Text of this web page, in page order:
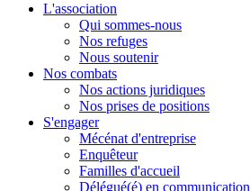
L'association
Qui sommes-nous
Nos refuges
Nous soutenir
Nos combats
Nos actions juridiques
Nos prises de positions
S'engager
Mécénat d'entreprise
Enquêteur
Familles d'accueil
Délégué(é) en communication